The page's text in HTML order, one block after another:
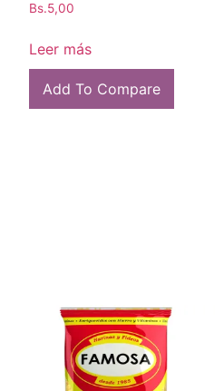
Bs.5,00
Leer más
Add To Compare